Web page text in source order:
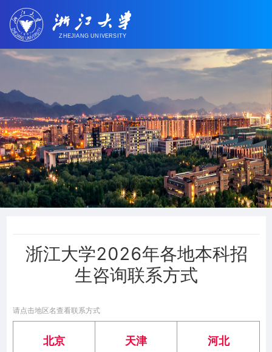
浙江大学2026年各地本科招
生咨询联系方式
请点击地区名查看联系方式
北京 天津 河北